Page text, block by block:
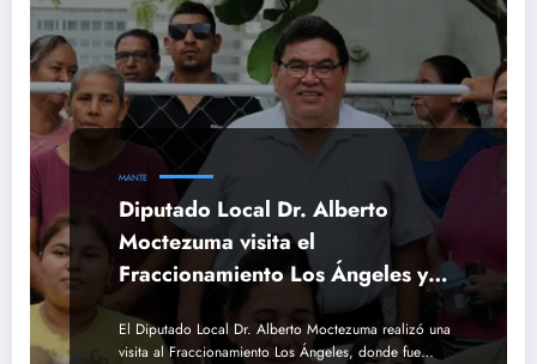
MANTE
Diputado Local Dr. Alberto
Moctezuma visita el
Fraccionamiento Los Ángeles y
escucha a la ciudadanía
El Diputado Local Dr. Alberto Moctezuma realizó una
visita al Fraccionamiento Los Ángeles, donde fue…